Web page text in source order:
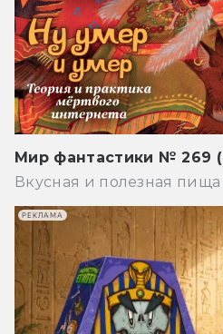
Мир фантастики № 269
Вкусная и полезная
РЕКЛАМА